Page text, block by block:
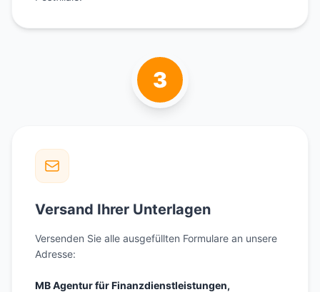
3
Versand Ihrer Unterlagen
Versenden Sie alle ausgefüllten Formulare an unsere
Adresse:
MB Agentur für Finanzdienstleistungen,